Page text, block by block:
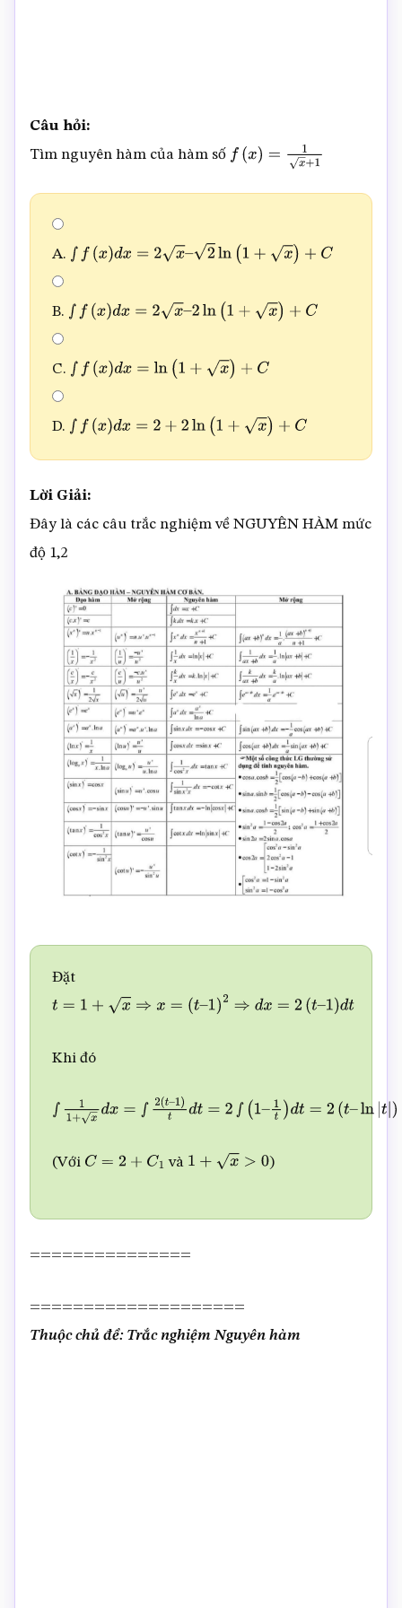
Câu hỏi:
Tìm nguyên hàm của hàm số f( x)= 1x+ 1
A. ∫f (x )dx=2 x–2 ln( 1+ ) +C
B. ∫f (x )dx=2 x–2 ln( 1+ x) +C
C. ∫f (x )dx=ln (1 +x )+C
D. ∫f (x )dx=2 +2 ln 1 +x )+ C
Lời Giải:
Đây là các câu trắc nghiệm về NGUYÊN HÀM mức
độ 1,2
Đặt
t +x ⇒ x=(t 1 2⇒ x= (t– d
Khi đó
∫1 1+xd x=∫ – d 2∫( 1t )d t= (t –ln + C1 =2( x+1
(Với C +C 1 và 1 +x >0 )
===============
====================
Thuộc chủ đề: Trắc nghiệm Nguyên hàm